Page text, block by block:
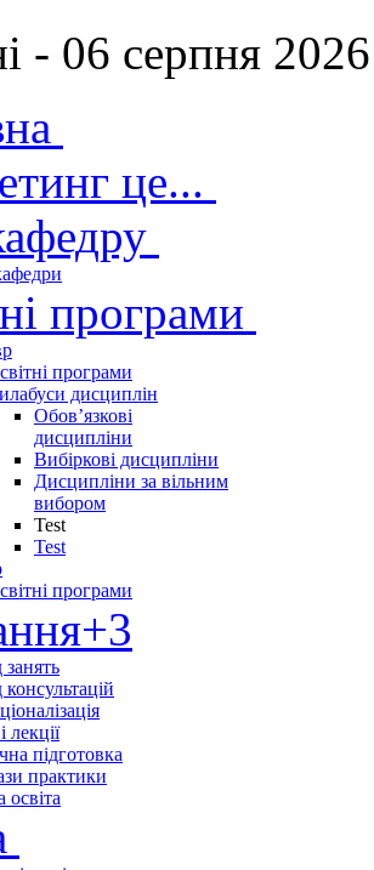
- 06 серпня
це...
програми
програми
дисциплін
Обов’язкові
дисципліни
Вибіркові дисципліни
Дисципліни за вільним
вибором
Test
Test
програми
+3
занять
лекції
підготовка
практики
освіта